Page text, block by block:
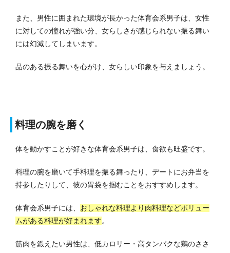
また、男性に囲まれた環境が長かった体育会系男子は、女性
に対しての憧れが強い分、女らしさが感じられない振る舞い
には幻滅してしまいます。
品のある振る舞いを心がけ、女らしい印象を与えましょう。
料理の腕を磨く
体を動かすことが好きな体育会系男子は、食欲も旺盛です。
料理の腕を磨いて手料理を振る舞ったり、デートにお弁当を
持参したりして、彼の胃袋を掴むことをおすすめします。
体育会系男子には、 おしゃれな料理より肉料理などボリュー
ムがある料理が好まれます。
筋肉を鍛えたい男性は、低カロリー・高タンパクな鶏のささ